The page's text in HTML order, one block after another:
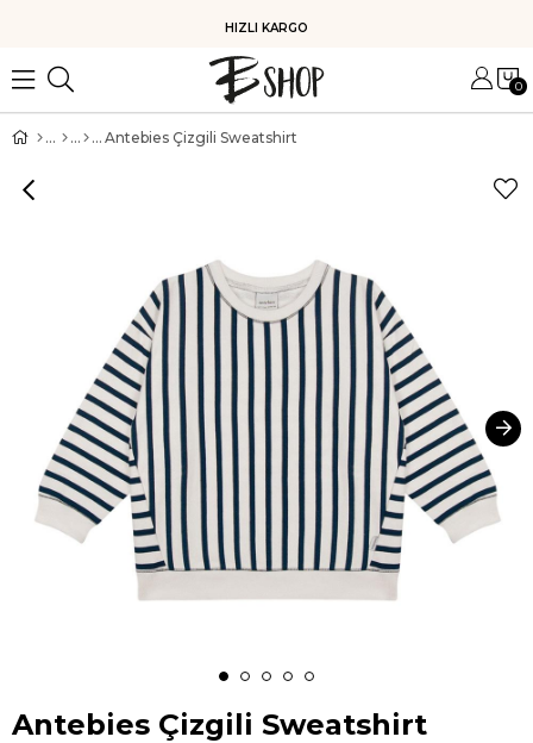
HIZLI KARGO
0
Antebies Çizgili Sweatshirt
Antebies Çizgili Sweatshirt